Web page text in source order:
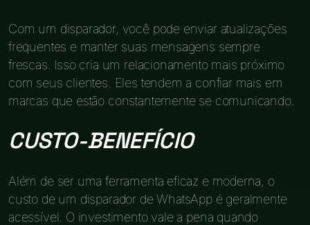
Com um disparador, você pode enviar atualizações
frequentes e manter suas mensagens sempre
frescas. Isso cria um relacionamento mais próximo
com seus clientes. Eles tendem a confiar mais em
marcas que estão constantemente se comunicando.
CUSTO-BENEFÍCIO
Além de ser uma ferramenta eficaz e moderna, o
custo de um disparador de WhatsApp é geralmente
acessível. O investimento vale a pena quando